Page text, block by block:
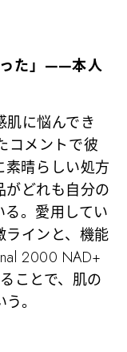
った」——本人
に悩んでき
コメントで彼
素晴らしい処方
がどれも自分の
。愛用してい
ラインと、機能
2000 NAD+
ことで、肌の
。